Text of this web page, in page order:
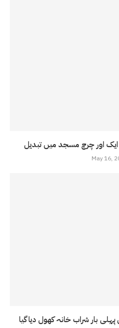
ایک اور چرچ مسجد میں تبدیل
May 16,
بار شراب خانہ کھول دیا گیا